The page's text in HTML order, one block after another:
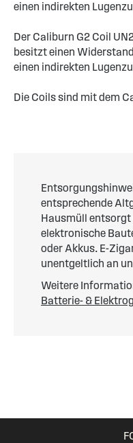
einen indirekten
Der Caliburn G2 Coil
besitzt einen
einen indirekten
Die Coils sind mit dem
entsprechende
Hausmüll entsorgt
elektronische
oder Akkus. E-
unentgeltlich an
Weitere
Batterie- &